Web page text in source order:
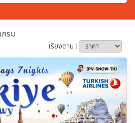
โปรแกรมทัวร์
กรม
เรียงตาม :